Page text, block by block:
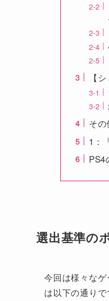
【
そ
1：
PS4
選出基準の
今回は様々な
は以下の通りで